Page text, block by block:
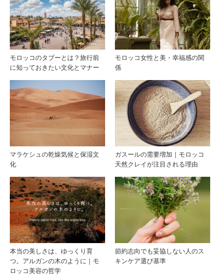
イル
が“黄
金の
美容
オイ
れる
理由
って
おき
アル
ガン
オイ
ル保
湿の
モロッコのタブーとは？旅行前
に知っておきたい文化とマナー
モロッコ女性と美・幸福感の関
係
マラケシュの乾燥気候と保湿文
化
ガスールの需要増加｜モロッコ
天然クレイが注目される理由
本当の美しさは、ゆっくり育
つ。アルガンの木のように｜モ
ロッコ美容の哲学
節約志向でも妥協しない人のス
キンケア選び基準